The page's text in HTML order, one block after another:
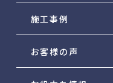
施工事例
お客様の声